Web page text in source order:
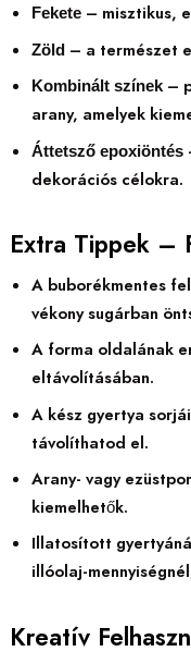
Fekete– misztikus,
Zöld– a természet
Kombinált színek–
arany, amelyek
Áttetsző epoxiöntés
dekorációs célokra.
Extra Tippek –
A buborékmentes
vékony sugárban
A forma oldalának
eltávolításában.
A kész gyertya
távolíthatod el.
Arany- vagy
kiemelhetők.
Illatosított
illóolaj-
Kreatív